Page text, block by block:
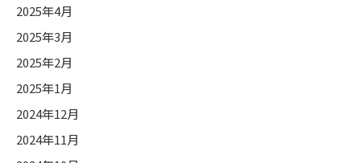
2025年4月
2025年3月
2025年2月
2025年1月
2024年12月
2024年11月